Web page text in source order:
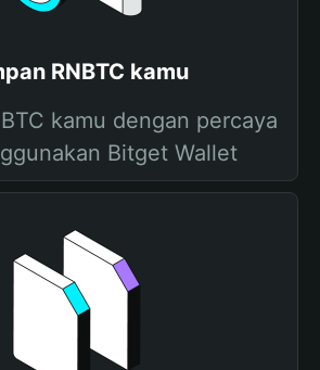
RNBTC kamu
kamu dengan percaya
Bitget Wallet